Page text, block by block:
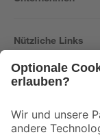
Nützliche Links
Der toom Newsletter: